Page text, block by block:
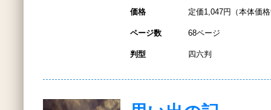
価格 定価1,047円（本体価
ページ数 68ページ
判型 四六判